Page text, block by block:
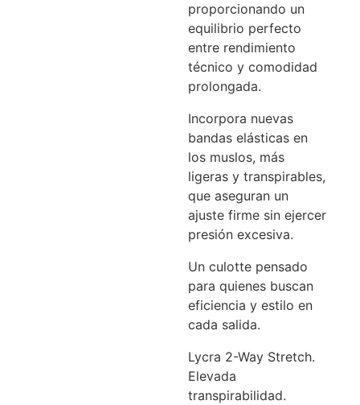
proporcionando un
equilibrio perfecto
entre rendimiento
técnico y comodidad
prolongada.
Incorpora nuevas
bandas elásticas en
los muslos, más
ligeras y transpirables,
que aseguran un
ajuste firme sin ejercer
presión excesiva.
Un culotte pensado
para quienes buscan
eficiencia y estilo en
cada salida.
Lycra 2-Way Stretch.
Elevada
transpirabilidad.